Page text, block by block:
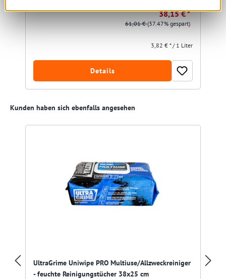
38,15 € *
61,01 €(37.47% gespart)
3,82 € * / 1 Liter
Details
Produktgalerie überspringen
Kunden haben sich ebenfalls angesehen
UltraGrime Uniwipe PRO Multiuse/Allzweckreiniger
- feuchte Reinigungstücher 38x25 cm